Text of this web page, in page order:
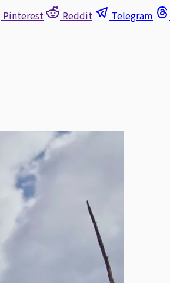
Pinterest Reddit Telegram